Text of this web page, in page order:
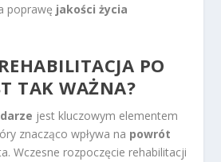
poprawę jakości życia
PO
TAK WAŻNA?
jest kluczowym elementem
znacząco wpływa na powrót
Wczesne rozpoczęcie rehabilitacji